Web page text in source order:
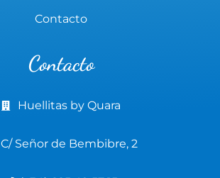
Contacto
Contacto
Huellitas by Quara
C/ Señor de Bembibre, 2